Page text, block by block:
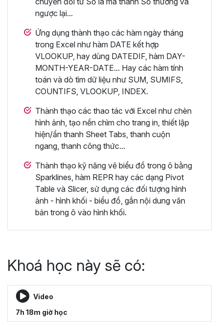
ngược lại...
Ứng dụng thành thạo các hàm ngày tháng
trong Excel như hàm DATE kết hợp
VLOOKUP, hay dùng DATEDIF, hàm DAY-
MONTH-YEAR-DATE... Hay các hàm tính
toán và dò tìm dữ liệu như SUM, SUMIFS,
COUNTIFS, VLOOKUP, INDEX.
Thành thạo các thao tác với Excel như chèn
hình ảnh, tạo nền chìm cho trang in, thiết lập
hiện/ẩn thanh Sheet Tabs, thanh cuộn
ngang, thanh công thức...
Thành thạo kỹ năng vẽ biểu đồ trong ô bằng
Sparklines, hàm REPR hay các dạng Pivot
Table và Slicer, sử dụng các đối tượng hình
ảnh - hình khối - biểu đồ, gắn nội dung văn
bản trong ô vào hình khối.
Khoá học này sẽ có:
Video
7h 18m giờ học